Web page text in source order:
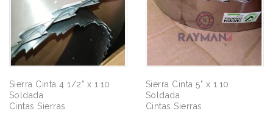
Sierra Cinta 4 1/2" x 1.10
Soldada
Cintas Sierras
Sierra Cinta 5" x 1.10
Soldada
Cintas Sierras